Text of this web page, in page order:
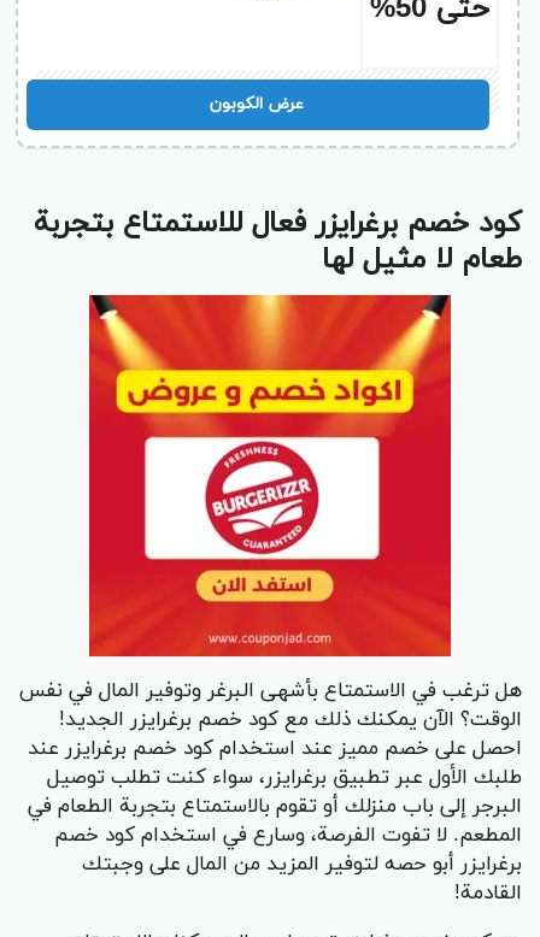
حتى 50%
عرض الكوبون
كود خصم برغرايزر فعال للاستمتاع بتجربة
طعام لا مثيل لها
هل ترغب في الاستمتاع بأشهى البرغر وتوفير المال في نفس
الوقت؟ الآن يمكنك ذلك مع كود خصم برغرايزر الجديد!
احصل على خصم مميز عند استخدام كود خصم برغرايزر عند
طلبك الأول عبر تطبيق برغرايزر، سواء كنت تطلب توصيل
البرجر إلى باب منزلك أو تقوم بالاستمتاع بتجربة الطعام في
المطعم. لا تفوت الفرصة، وسارع في استخدام كود خصم
برغرايزر أبو حصه لتوفير المزيد من المال على وجبتك
القادمة!